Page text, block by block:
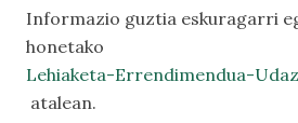
Informazio guztia eskuragarri
honetako
Lehiaketa-Errendimendua-
atalean.